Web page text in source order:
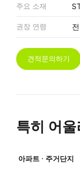
주요 소재
권장 연령
견적문의하기
특히 어
아파트 · 주거단지